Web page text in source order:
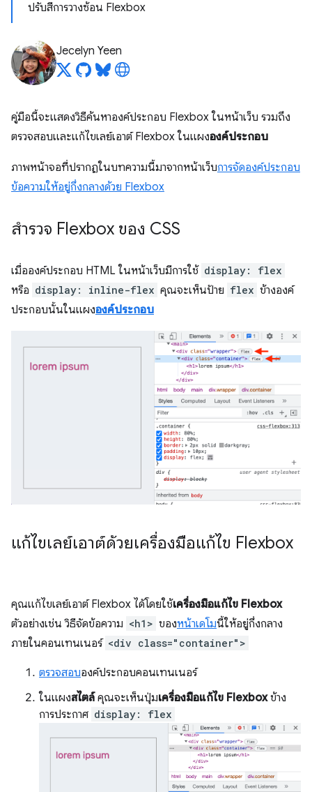
ปรับสีการวางซ้อน Flexbox
Jecelyn Yeen
คู่มือนี้จะแสดงวิธีค้นหาองค์ประกอบ Flexbox ในหน้าเว็บ รวมถึง
ตรวจสอบและแก้ไขเลย์เอาต์ Flexbox ในแผงองค์ประกอบ
ภาพหน้าจอที่ปรากฏในบทความนี้มาจากหน้าเว็บการจัดองค์ประกอบ
ข้อความให้อยู่กึ่งกลางด้วย Flexbox
สำรวจ Flexbox ของ CSS
เมื่อองค์ประกอบ HTML ในหน้าเว็บมีการใช้ display: flex
หรือ display: inline-flex คุณจะเห็นป้าย flex ข้างองค์
ประกอบนั้นในแผงองค์ประกอบ
แก้ไขเลย์เอาต์ด้วยเครื่องมือแก้ไข Flexbox
คุณแก้ไขเลย์เอาต์ Flexbox ได้โดยใช้เครื่องมือแก้ไข Flexbox
ตัวอย่างเช่น วิธีจัดข้อความ <h1> ของหน้าเดโมนี้ให้อยู่กึ่งกลาง
ภายในคอนเทนเนอร์ <div class="container">
ตรวจสอบองค์ประกอบคอนเทนเนอร์
ในแผงสไตล์คุณจะเห็นปุ่มเครื่องมือแก้ไข Flexboxข้าง
การประกาศ display: flex